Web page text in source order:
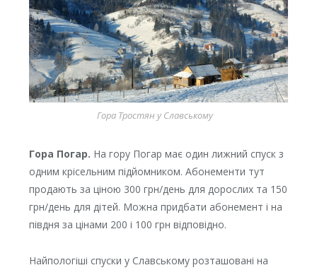
Гора Тростян у Славському
Гора Погар. На гору Погар має один лижний спуск з
одним крісельним підйомником. Абонементи тут
продають за ціною 300 грн/день для дорослих та 150
грн/день для дітей. Можна придбати абонемент і на
півдня за цінами 200 і 100 грн відповідно.
Найпологіші спуски у Славському розташовані на